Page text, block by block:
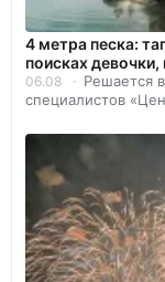
4 метра песка:
поисках
06.08
Решается
специалистов